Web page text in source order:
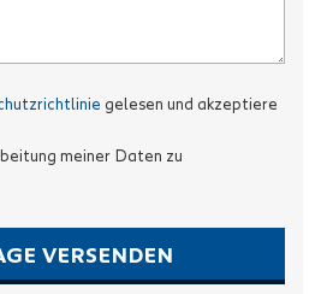
gelesen und akzeptiere
meiner Daten zu
VERSENDEN